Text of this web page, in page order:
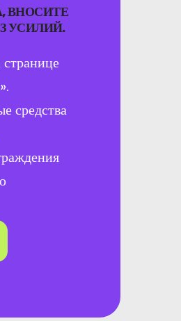
ВНОСИТЕ
УСИЛИЙ.
средства